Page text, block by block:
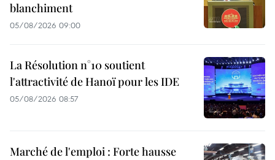
blanchiment
05/08/2026 09:00
La Résolution n°10 soutient
l'attractivité de Hanoï pour les IDE
05/08/2026 08:57
Marché de l'emploi : Forte hausse